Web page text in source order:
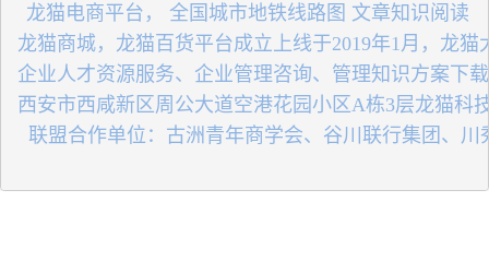
龙猫电商平台， 全国城市地铁线路图 文章知识阅读
龙猫商城，龙猫百货平台成立上线于2019年1月，龙
企业人才资源服务、企业管理咨询、管理知识方案下
西安市西咸新区周公大道空港花园小区A栋3层龙猫科
联盟合作单位：古洲青年商学会、谷川联行集团、川